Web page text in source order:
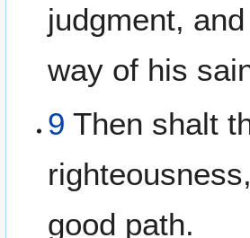
judgment,
way of his
9 Then shalt
good path.